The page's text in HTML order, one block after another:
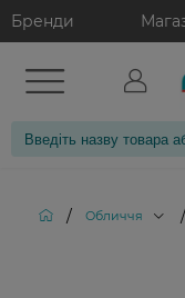
Бренди
/ Обличчя /